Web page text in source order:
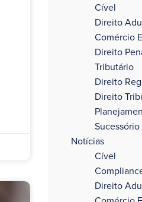
Cível
Direito
Comércio
Direito
Tributário
Direito
Direito
Sucessório
Notícias
Cível
Direito